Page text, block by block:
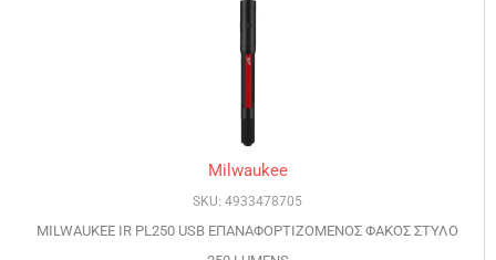
Milwaukee
SKU: 4933478705
MILWAUKEE IR PL250 USB ΕΠΑΝΑΦΟΡΤΙΖΟΜΕΝΟΣ ΦΑΚΟΣ ΣΤΥΛΟ